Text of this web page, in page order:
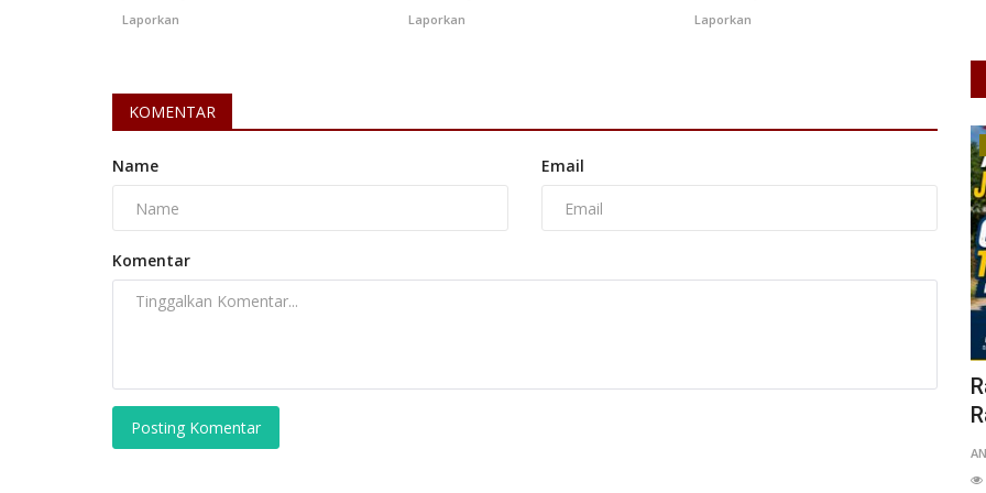
Laporkan
Laporkan
Laporkan
KOMENTAR
Name Email
Komentar
Posting Komentar
Investigasi Kecelakaan Pesawat ATR
42-500, KNKT Temukan...
maxim daka Jan 30, 2026
Ratusan Pelajar Jakarta Barat